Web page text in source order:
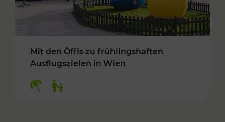
Mit den Öffis zu frühlingshaften
Ausflugszielen in Wien